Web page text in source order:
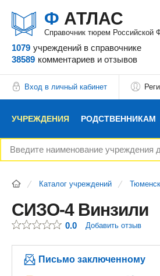
Ф АТЛАС
Справочник тюрем Российской
1079 учреждений в справочнике
38589 комментариев и отзывов
Вход в личный кабинет
УЧРЕЖДЕНИЯ РОДСТВЕННИКАМ
НОВОСТИ БЛОГ АДВОКАТЫ
РЕКЛАМОДАТЕЛЯМ
Каталог учреждений
СИЗО-4 Винзили
0.0 Добавить отзыв
Письмо заключенному